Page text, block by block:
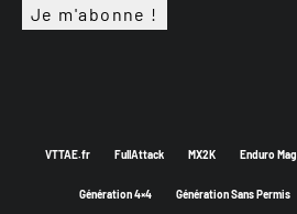
VTTAE.fr FullAttack MX2K Enduro Mag
Génération 4×4 Génération Sans Permis